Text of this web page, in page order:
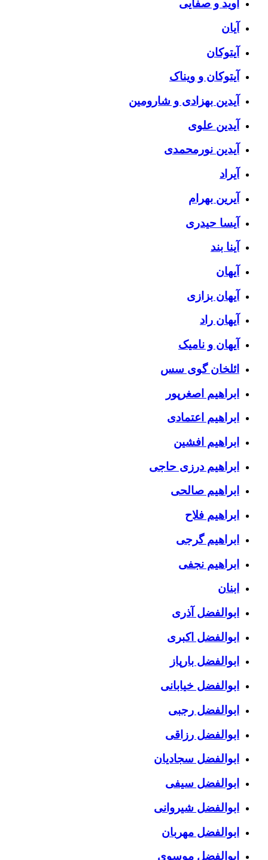
آوید و صفایی
آیان
آیتوکان
آیتوکان و ویناک
آیدین بهزادی و شارومین
آیدین علوی
آیدین نورمحمدی
آیراد
آیرین بهرام
آیسا حیدری
آینا بند
آیهان
آیهان بزازی
آیهان راد
آیهان و نامیک
ائلخان گوی سس
ابراهیم اصغرپور
ابراهیم اعتمادی
ابراهیم افشین
ابراهیم درزی حاجی
ابراهیم صالحی
ابراهیم فلاح
ابراهیم گرجی
ابراهیم نجفی
ابنان
ابوالفضل آذری
ابوالفضل اکبری
ابوالفضل بارپاز
ابوالفضل خیابانی
ابوالفضل رجبی
ابوالفضل رزاقی
ابوالفضل سجادیان
ابوالفضل سیفی
ابوالفضل شیروانی
ابوالفضل مهربان
ابوالفضل موسوی